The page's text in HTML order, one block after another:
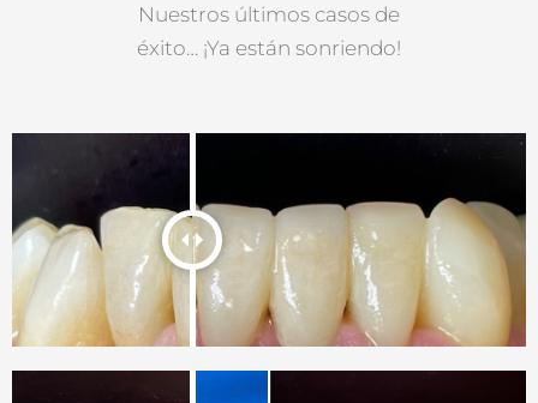
Nuestros últimos casos de
éxito… ¡Ya están sonriendo!